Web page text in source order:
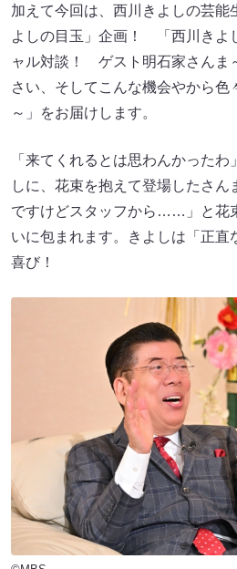
加えて今回は、西川きよしの芸能
よしの目玉」企画！ 「西川きよ
ャル対談！ ゲスト明石家さんま
さい、そしてこんな機会やから色
～」をお届けします。
「来てくれるとは思わんかった
しに、花束を抱えて登場したさん
ですけどスタッフから……」と花
いに包まれます。きよしは「正直
喜び！